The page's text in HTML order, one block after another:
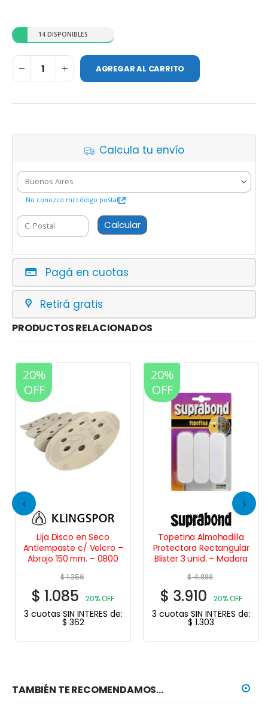
14 DISPONIBLES
AGREGAR AL CARRITO
Calcula tu envío
No conozco mi código postal
Calcular
Pagá en cuotas
Retirá gratis
PRODUCTOS RELACIONADOS
20%
OFF
Lija Disco en Seco
Antiempaste c/ Velcro –
Abrojo 150 mm. – 0800
$1.356
$ 1.085 20% OFF
3 cuotas SIN INTERES de:
$ 362
20%
OFF
Topetina Almohadilla
Protectora Rectangular
Blister 3 unid. – Madera
$4.888
$ 3.910 20% OFF
3 cuotas SIN INTERES de:
$ 1.303
TAMBIÉN TE RECOMENDAMOS…